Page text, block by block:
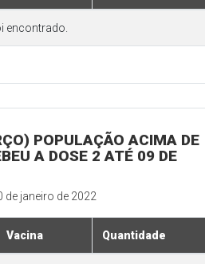
encontrado.
POPULAÇÃO ACIMA DE
A DOSE 2 ATÉ 09 DE
de janeiro de 2022
Vacina Quantidade